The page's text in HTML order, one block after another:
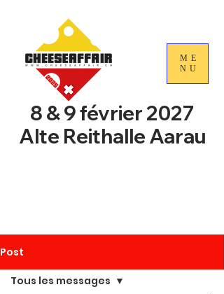
ME
NU
8 & 9 février 2027
Alte Reithalle Aarau
Post
Tous les messages